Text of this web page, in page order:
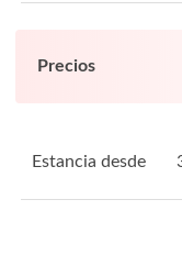
Precios
Estancia desde